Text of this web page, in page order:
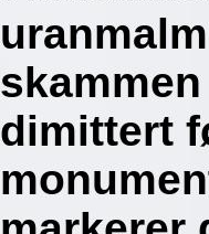
dimittert